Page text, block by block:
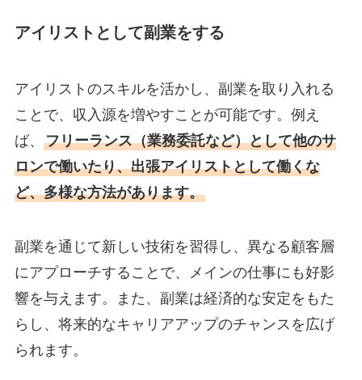
アイリストとして副業をする
アイリストのスキルを活かし、副業を取り入れる
ことで、収入源を増やすことが可能です。例え
ば、 フリーランス（業務委託など）として他のサ
ロンで働いたり、出張アイリストとして働くな
ど、多様な方法があります。
副業を通じて新しい技術を習得し、異なる顧客層
にアプローチすることで、メインの仕事にも好影
響を与えます。また、副業は経済的な安定をもた
らし、将来的なキャリアアップのチャンスを広げ
られます。